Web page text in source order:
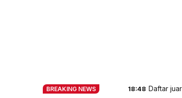
BREAKING NEWS 18:48 Daftar